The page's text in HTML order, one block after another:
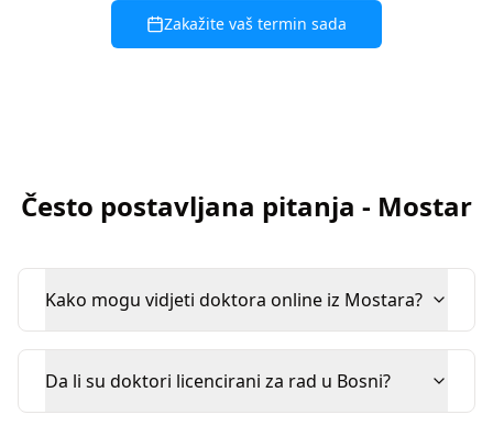
Zakažite vaš termin sada
Često postavljana pitanja - Mostar
Kako mogu vidjeti doktora online iz Mostara?
Da li su doktori licencirani za rad u Bosni?